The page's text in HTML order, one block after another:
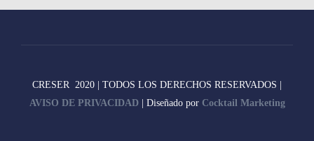
CRESER 2020 | TODOS LOS DERECHOS RESERVADOS |
AVISO DE PRIVACIDAD| Diseñado por Cocktail Marketing